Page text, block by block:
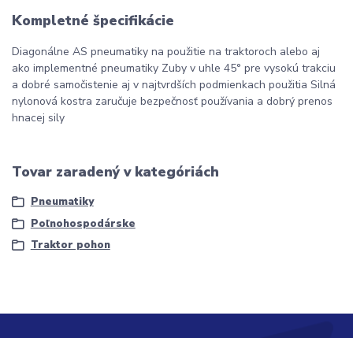
Kompletné špecifikácie
Diagonálne AS pneumatiky na použitie na traktoroch alebo aj
ako implementné pneumatiky Zuby v uhle 45° pre vysokú trakciu
a dobré samočistenie aj v najtvrdších podmienkach použitia Silná
nylonová kostra zaručuje bezpečnosť používania a dobrý prenos
hnacej sily
Tovar zaradený v kategóriách
Pneumatiky
Poľnohospodárske
Traktor pohon